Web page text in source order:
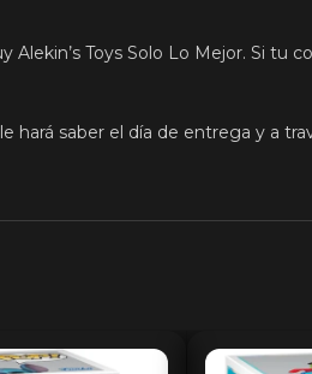
Toys Solo Lo Mejor. Si tu
saber el día de entrega y a